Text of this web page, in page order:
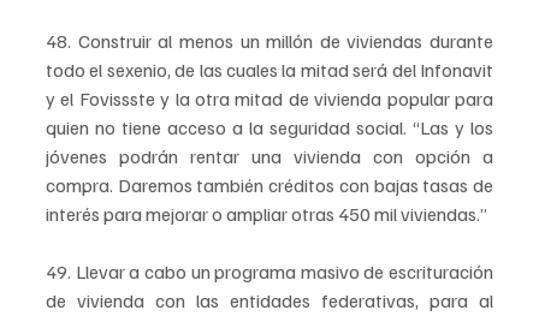
48. Construir al menos un millón de viviendas durante
todo el sexenio, de las cuales la mitad será del Infonavit
y el Fovissste y la otra mitad de vivienda popular para
quien no tiene acceso a la seguridad social. “Las y los
jóvenes podrán rentar una vivienda con opción a
compra. Daremos también créditos con bajas tasas de
interés para mejorar o ampliar otras 450 mil viviendas.”
49. Llevar a cabo un programa masivo de escrituración
de vivienda con las entidades federativas, para al